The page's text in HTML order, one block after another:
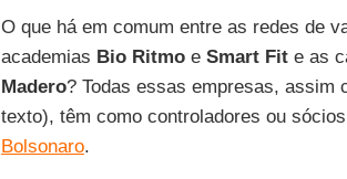
O que há em comum entre as redes de
academias Bio Ritmoe Smart Fite as
Madero? Todas essas empresas, assim
texto), têm como controladores ou sócios
Bolsonaro.